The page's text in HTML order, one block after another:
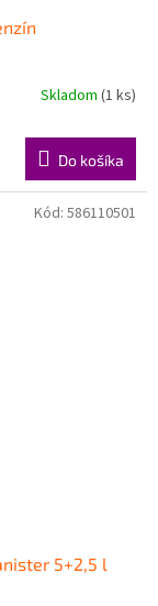
Skladom (1 ks)
Do košíka
5+2,5 l
Kód: 586110501